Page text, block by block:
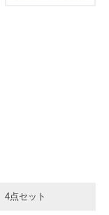
4点セット